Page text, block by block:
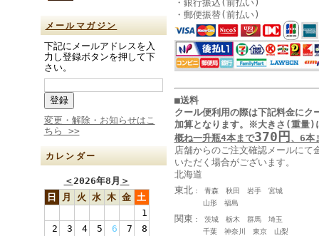
メールマガジン
下記にメールアドレスを入
力し登録ボタンを押して下
さい。
変更・解除・お知らせはこ
ちら >>
カレンダー
＜2026年8月 ＞
日
月 火 水 木 金 土
1
2
3 4 5 6 7
8
・銀行振込(前払い)
・郵便振替(前払い)
■送料
クール便利用の際は下記料金にク
加算となります。
※大きさ(重量)
概ね一升瓶4本まで370円、6本
店舗からのご注文確認メールにて
いただく場合がございます。
北海道
東北： 青森 秋田 岩手 宮城
山形 福島
関東 ： 茨城 栃木 群馬 埼玉
千葉 神奈川 東京 山梨